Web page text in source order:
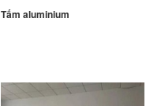
Tấm aluminium